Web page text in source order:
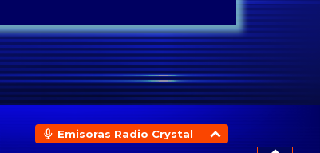
Emisoras Radio Crystal